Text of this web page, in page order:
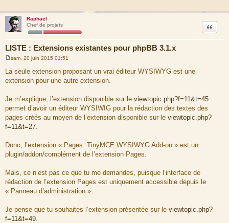
Raphaël
Chef de projets
LISTE : Extensions existantes pour phpBB 3.1.x
Citation
s
s
e
sam. 20 juin 2015 01:51
La seule extension proposant un vrai éditeur WYSIWYG est une
extension pour une autre extension.
Je m’explique, l’extension disponible sur le viewtopic.php?f=11&t=45
permet d’avoir un éditeur WYSIWIG pour la rédaction des textes des
pages créés au moyen de l’extension disponible sur le viewtopic.php?
f=11&t=27
Donc, l’extension « Pages: TinyMCE WYSIWYG Add-on » est un
plugin/addon/complément de l’extension Pages.
Mais, ce n’est pas ce que tu me demandes, puisque l’interface de
rédaction de l’extension Pages est uniquement accessible depuis le
« Panneau d’administration ».
Je pense que tu souhaites l’extension présentée sur le viewtopic.php?
f=11&t=49